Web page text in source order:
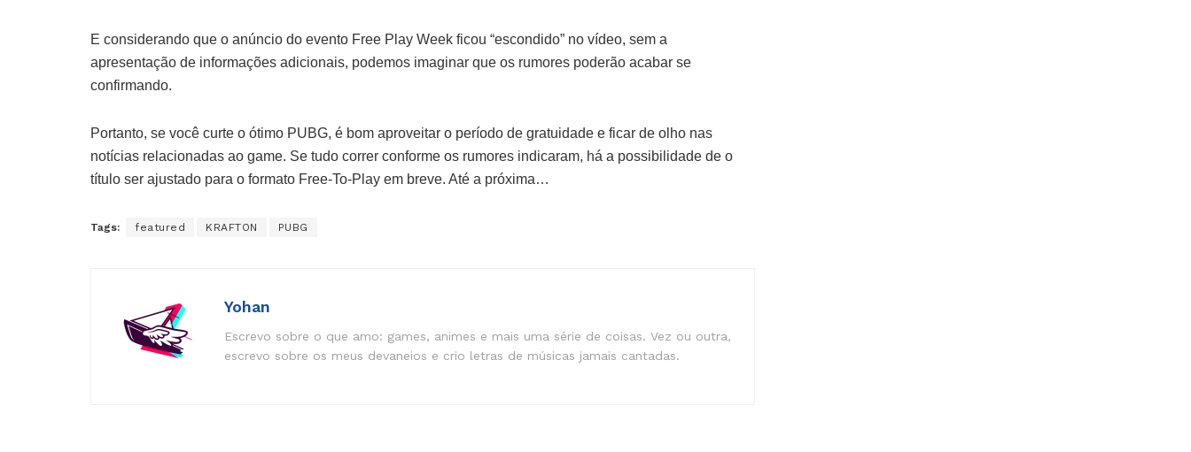
E considerando que o anúncio do evento Free Play Week ficou “escondido” no vídeo, sem a
apresentação de informações adicionais, podemos imaginar que os rumores poderão acabar se
confirmando.
Portanto, se você curte o ótimo PUBG, é bom aproveitar o período de gratuidade e ficar de olho nas
notícias relacionadas ao game. Se tudo correr conforme os rumores indicaram, há a possibilidade de o
título ser ajustado para o formato Free-To-Play em breve. Até a próxima…
Tags: featured KRAFTON PUBG
Yohan
Escrevo sobre o que amo: games, animes e mais uma série de coisas. Vez ou outra,
escrevo sobre os meus devaneios e crio letras de músicas jamais cantadas.